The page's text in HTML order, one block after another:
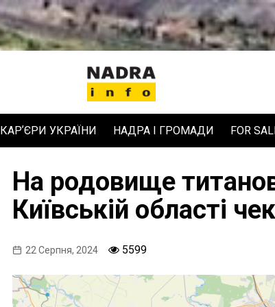
КАРʼЄРИ УКРАЇНИ НАДРА І ГРОМАДИ FOR
На родовище
Київській області
22 Серпня, 2024 5599